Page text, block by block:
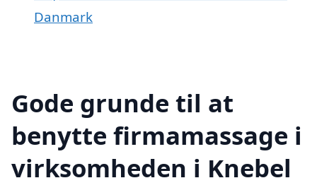
Danmark
Gode grunde til at
benytte firmamassage i
virksomheden i Knebel